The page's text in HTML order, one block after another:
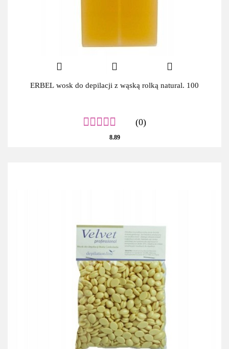
ERBEL wosk do depilacji z wąską rolką natural. 100
(0)
8.89